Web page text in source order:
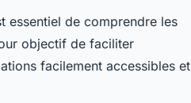
essentiel de comprendre les
objectif de faciliter
facilement accessibles et